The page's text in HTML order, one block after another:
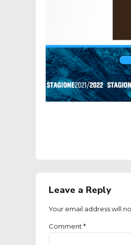
Leave a Reply
Your email address will
Comment*